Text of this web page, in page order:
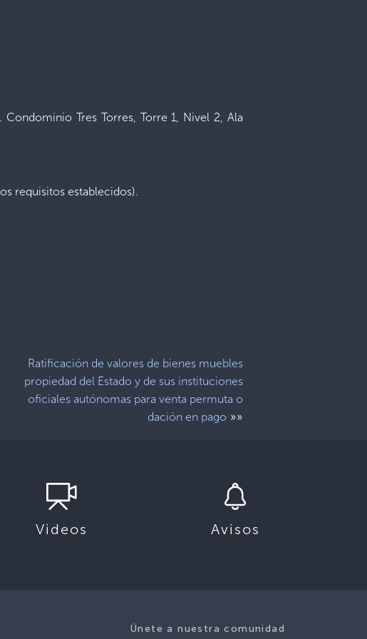
Tres Torres, Torre 1, Nivel 2, Ala
requisitos establecidos).
Ratificación de valores de bienes muebles
propiedad del Estado y de sus instituciones
oficiales autónomas para venta permuta o
dación en pago »»
Videos Avisos
Únete a nuestra comunidad